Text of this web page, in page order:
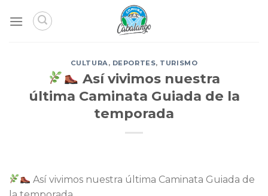
CULTURA, DEPORTES, TURISMO
Así vivimos nuestra
última Caminata Guiada de la
temporada
Así vivimos nuestra última Caminata Guiada de